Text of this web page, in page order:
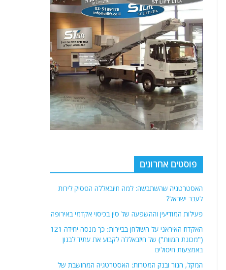
פוסטים אחרונים
האסטרטגיה שהשתבשה: למה חיזבאללה הפסיק לירות
לעבר ישראל?
פעילות המודיעין וההשפעה של סין בכיסוי אקדמי באירופה
האקדח האיראני על השולחן בביירות: כך מנסה יחידה 121
("מכונת המוות") של חיזבאללה לקבוע את עתיד לבנון
באמצעות חיסולים
המקל, הגזר ובנק המטרות: האסטרטגיה המחושבת של